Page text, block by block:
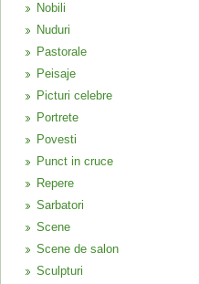
Nobili
Nuduri
Pastorale
Peisaje
Picturi celebre
Portrete
Povesti
Punct in cruce
Repere
Sarbatori
Scene
Scene de salon
Sculpturi